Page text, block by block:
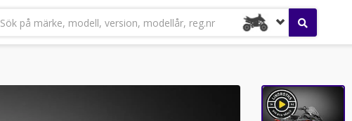
Sök på märke, modell, version, modellår, reg.nr